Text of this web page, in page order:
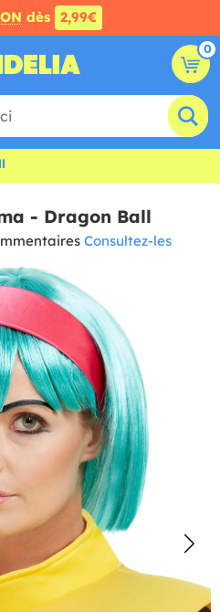
dès 2,99€
0
- Dragon Ball
Consultez-les